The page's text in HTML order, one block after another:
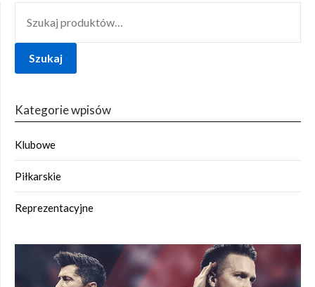
Szukaj
Kategorie wpisów
Klubowe
Piłkarskie
Reprezentacyjne